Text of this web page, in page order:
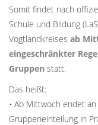
Somit findet nach
Schule und Bildung
Vogtlandkreises ab
eingeschränkter
Gruppen statt.
Das heißt:
• Ab Mittwoch endet
Gruppeneinteilung in